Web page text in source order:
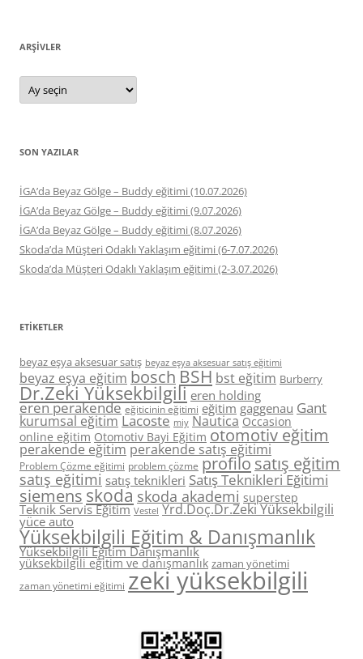
ARŞIVLER
Arşivler
SON YAZILAR
İGA’da Beyaz Gölge – Buddy eğitimi (10.07.2026)
İGA’da Beyaz Gölge – Buddy eğitimi (9.07.2026)
İGA’da Beyaz Gölge – Buddy eğitimi (8.07.2026)
Skoda’da Müşteri Odaklı Yaklaşım eğitimi (6-7.07.2026)
Skoda’da Müşteri Odaklı Yaklaşım eğitimi (2-3.07.2026)
ETIKETLER
beyaz eşya aksesuar satış beyaz eşya aksesuar satış eğitimi
beyaz eşya eğitim boschBSH bst eğitim Burberry
Dr.Zeki Yüksekbilgili eren holding
eren perakende eğiticinin eğitimi eğitim gaggenau Gant
kurumsal eğitim Lacoste miy Nautica Occasion
online eğitim Otomotiv Bayi Eğitim otomotiv eğitim
perakende eğitim perakende satış eğitimi
Problem Çözme eğitimi problem çözme profilo satış eğitim
satış eğitimi satış teknikleri Satış Teknikleri Eğitimi
siemens skoda skoda akademi superstep
Teknik Servis Eğitim Vestel Yrd.Doç.Dr.Zeki Yüksekbilgili
yüce auto
Yüksekbilgili Eğitim & Danışmanlık
Yüksekbilgili Eğitim Danışmanlık
yüksekbilgili eğitim ve danışmanlık zaman yönetimi
zaman yönetimi eğitimi zeki yüksekbilgili